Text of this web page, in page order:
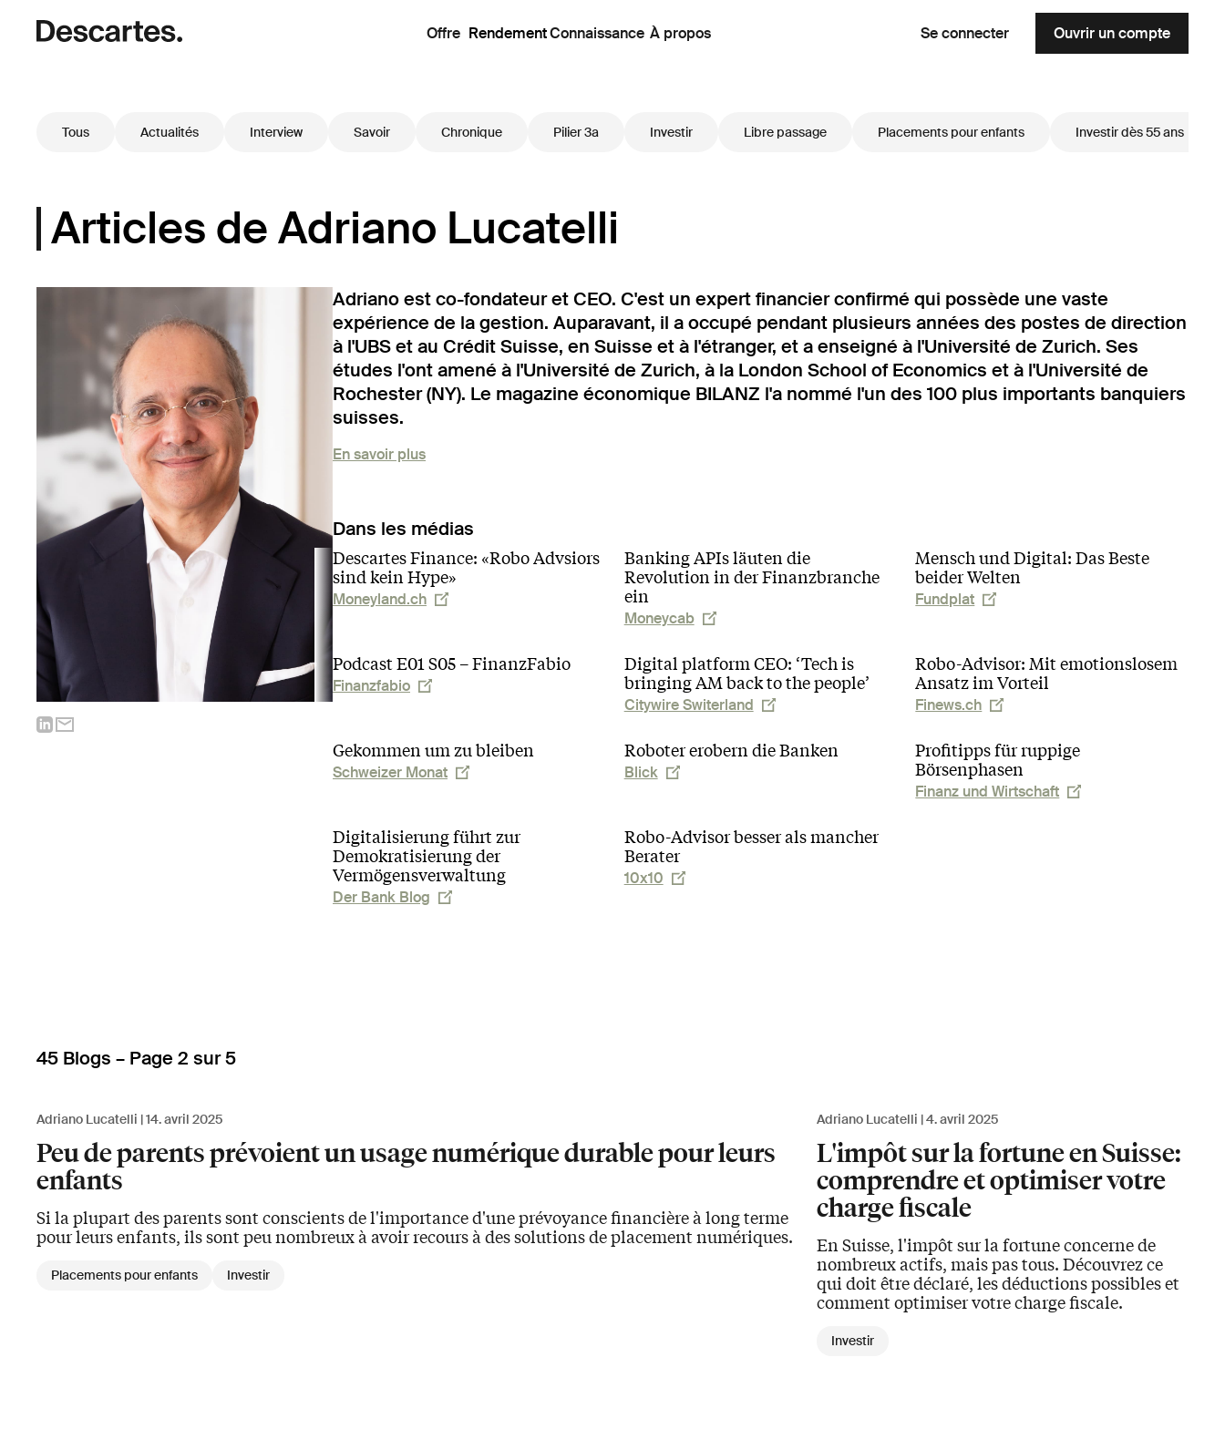
Offre RendementConnaissance À propos Se connecter Ouvrir un compte
Tous Actualités Interview Savoir Chronique Pilier 3a Investir Libre passage Placements pour enfants Investir dès 55 ans
Articles de Adriano Lucatelli
Adriano est co-fondateur et CEO. C'est un expert financier confirmé qui possède une vaste
expérience de la gestion. Auparavant, il a occupé pendant plusieurs années des postes de direction
à l'UBS et au Crédit Suisse, en Suisse et à l'étranger, et a enseigné à l'Université de Zurich. Ses
études l'ont amené à l'Université de Zurich, à la London School of Economics et à l'Université de
Rochester (NY). Le magazine économique BILANZ l'a nommé l'un des 100 plus importants banquiers
suisses.
En savoir plus
Dans les médias
Descartes Finance: «Robo Advsiors
sind kein Hype»
Moneyland.ch
Banking APIs läuten die
Revolution in der Finanzbranche
ein
Moneycab
Mensch und Digital: Das Beste
beider Welten
Fundplat
Podcast E01 S05 – FinanzFabio
Finanzfabio
Digital platform CEO: ‘Tech is
bringing AM back to the people’
Citywire Switerland
Robo-Advisor: Mit emotionslosem
Ansatz im Vorteil
Finews.ch
Gekommen um zu bleiben
Schweizer Monat
Roboter erobern die Banken
Blick
Profitipps für ruppige
Börsenphasen
Finanz und Wirtschaft
Digitalisierung führt zur
Demokratisierung der
Vermögensverwaltung
Der Bank Blog
Robo-Advisor besser als mancher
Berater
10x10
45 Blogs – Page 2 sur 5
Adriano Lucatelli 14. avril 2025
Peu de parents prévoient un usage numérique durable pour leurs
enfants
Si la plupart des parents sont conscients de l'importance d'une prévoyance financière à long terme
pour leurs enfants, ils sont peu nombreux à avoir recours à des solutions de placement numériques.
Placements pour enfants Investir
Adriano Lucatelli 4. avril 2025
L'impôt sur la fortune en Suisse:
comprendre et optimiser votre
charge fiscale
En Suisse, l'impôt sur la fortune concerne de
nombreux actifs, mais pas tous. Découvrez ce
qui doit être déclaré, les déductions possibles et
comment optimiser votre charge fiscale.
Investir